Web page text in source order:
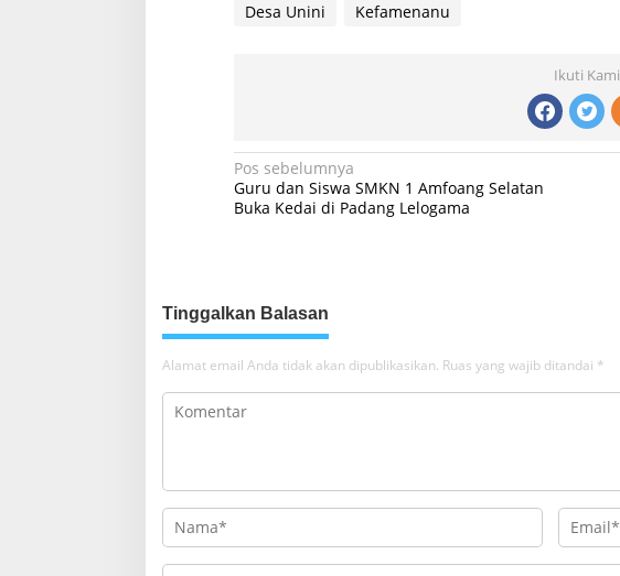
Desa Unini Kefamenanu
Ikuti Kami
N
a
a
s
i
p
s
Pos sebelumnya
Guru dan Siswa SMKN 1 Amfoang Selatan
Buka Kedai di Padang Lelogama
Tinggalkan Balasan
Alamat email Anda tidak akan dipublikasikan. Ruas yang wajib ditandai *